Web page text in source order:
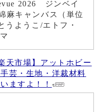
2026 ジンベイ
麻キャンバス（単位
うようこ/エトフ・
天市場】アットホビー
芸・生地・洋裁材料
ますよ！！